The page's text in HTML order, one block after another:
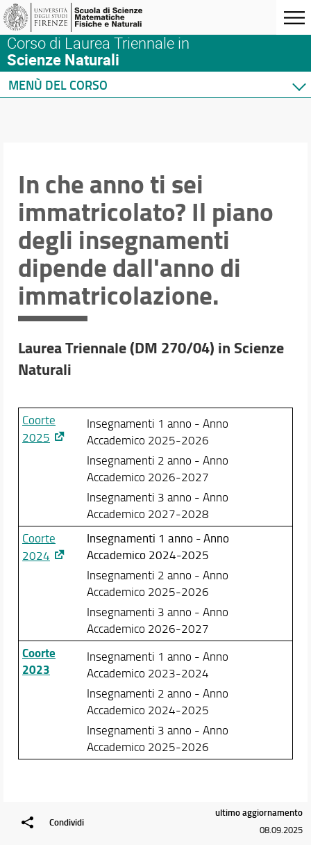
Corso di Laurea Triennale in
Scienze Naturali
MENÙ DEL CORSO
Insegnamenti
Piani di Studio
Orientamento e Tutorato
Conoscenza di altre lingue
Tirocinio e Stage
Attività formative interne
Attività di campo multidisciplinare (3°anno)
Mobilità internazionale
Corsi sulla sicurezza
Inclusione
General Course
Verbali e Relazioni
Orario e Calendari
In che anno ti sei
immatricolato? Il piano
degli insegnamenti
dipende dall'anno di
immatricolazione.
Laurea Triennale (DM 270/04) in Scienze
Naturali
Coorte
2025
Insegnamenti 1 anno - Anno
Accademico 2025-2026
Insegnamenti 2 anno - Anno
Accademico 2026-2027
Insegnamenti 3 anno - Anno
Accademico 2027-2028
Coorte
2024
Insegnamenti 1 anno - Anno
Accademico 2024-2025
Insegnamenti 2 anno - Anno
Accademico 2025-2026
Insegnamenti 3 anno - Anno
Accademico 2026-2027
Coorte
2023
Insegnamenti 1 anno - Anno
Accademico 2023-2024
Insegnamenti 2 anno - Anno
Accademico 2024-2025
Insegnamenti 3 anno - Anno
Accademico 2025-2026
Condividi
ultimo aggiornamento
08.09.2025